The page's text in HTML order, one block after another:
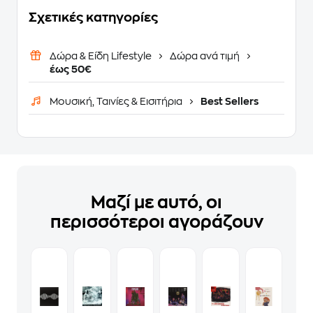
Σχετικές κατηγορίες
Δώρα & Είδη Lifestyle
Δώρα ανά τιμή
έως 50€
Μουσική, Ταινίες & Εισιτήρια Best Sellers
Μαζί με αυτό, οι
περισσότεροι αγοράζουν